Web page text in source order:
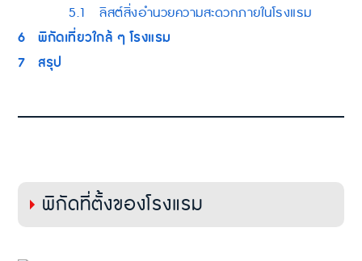
5.1 ลิสต์สิ่งอำนวยความสะดวกภายในโรงแรม
6 พิกัดเที่ยวใกล้ ๆ โรงแรม
7 สรุป
พิกัดที่ตั้งของโรงแรม